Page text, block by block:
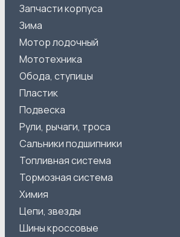
Запчасти корпуса
Зима
Мотор лодочный
Мототехника
Обода, ступицы
Пластик
Подвеска
Рули, рычаги, троса
Сальники подшипники
Топливная система
Тормозная система
Химия
Цепи, звезды
Шины кроссовые